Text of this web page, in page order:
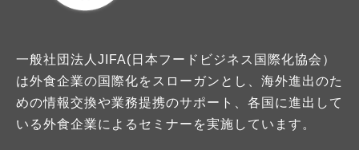
一般社団法人JIFA(日本フードビジネス国際化協会）
は外食企業の国際化をスローガンとし、海外進出のた
めの情報交換や業務提携のサポート、各国に進出して
いる外食企業によるセミナーを実施しています。